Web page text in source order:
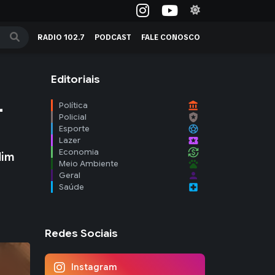
RADIO 102.7 PODCAST FALE CONOSCO
Editoriais
Política account_balance
Policial local_police
Esporte sports_soccer
Lazer local_activity
Economia currency_exchange
Meio Ambiente pets
Geral person
Saúde local_hospital
Redes Sociais
Instagram